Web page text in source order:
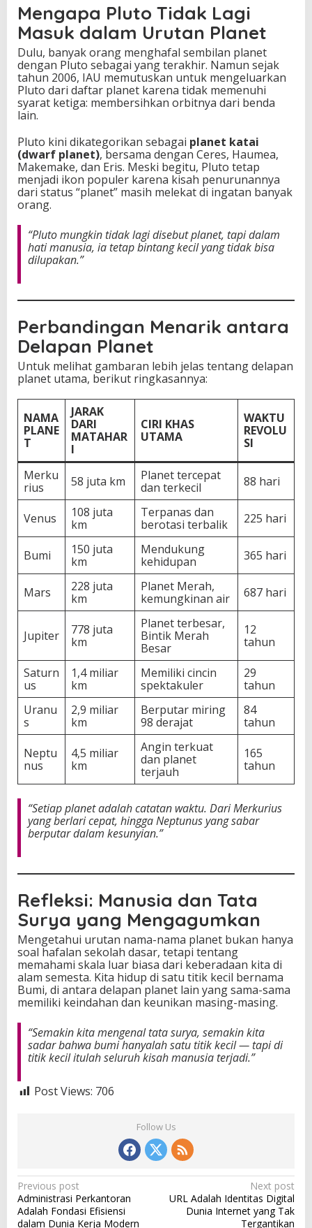
Mengapa Pluto Tidak Lagi
Masuk dalam Urutan Planet
Dulu, banyak orang menghafal sembilan planet
dengan Pluto sebagai yang terakhir. Namun sejak
tahun 2006, IAU memutuskan untuk mengeluarkan
Pluto dari daftar planet karena tidak memenuhi
syarat ketiga: membersihkan orbitnya dari benda
lain.
Pluto kini dikategorikan sebagai planet katai
(dwarf planet), bersama dengan Ceres, Haumea,
Makemake, dan Eris. Meski begitu, Pluto tetap
menjadi ikon populer karena kisah penurunannya
dari status “planet” masih melekat di ingatan banyak
orang.
“Pluto mungkin tidak lagi disebut planet, tapi dalam
hati manusia, ia tetap bintang kecil yang tidak bisa
dilupakan.”
Perbandingan Menarik antara
Delapan Planet
Untuk melihat gambaran lebih jelas tentang delapan
planet utama, berikut ringkasannya:
NAMA
PLANE
T
JARAK
DARI
MATAHAR
I
CIRI KHAS
UTAMA
WAKTU
REVOLU
SI
Merku
rius
58 juta km
Planet tercepat
dan terkecil
88 hari
Venus
108 juta
km
Terpanas dan
berotasi terbalik
225 hari
Bumi
150 juta
km
Mendukung
kehidupan
365 hari
Mars
228 juta
km
Planet Merah,
kemungkinan air
687 hari
Jupiter
778 juta
km
Planet terbesar,
Bintik Merah
Besar
12
tahun
Saturn
us
1,4 miliar
km
Memiliki cincin
spektakuler
29
tahun
Uranu
s
2,9 miliar
km
Berputar miring
98 derajat
84
tahun
Neptu
nus
4,5 miliar
km
Angin terkuat
dan planet
terjauh
165
tahun
“Setiap planet adalah catatan waktu. Dari Merkurius
yang berlari cepat, hingga Neptunus yang sabar
berputar dalam kesunyian.”
Refleksi: Manusia dan Tata
Surya yang Mengagumkan
Mengetahui urutan nama-nama planet bukan hanya
soal hafalan sekolah dasar, tetapi tentang
memahami skala luar biasa dari keberadaan kita di
alam semesta. Kita hidup di satu titik kecil bernama
Bumi, di antara delapan planet lain yang sama-sama
memiliki keindahan dan keunikan masing-masing.
“Semakin kita mengenal tata surya, semakin kita
sadar bahwa bumi hanyalah satu titik kecil — tapi di
titik kecil itulah seluruh kisah manusia terjadi.”
Post Views: 706
Follow Us
P
o
Previous post
Administrasi Perkantoran
Adalah Fondasi Efisiensi
dalam Dunia Kerja Modern
Next post
URL Adalah Identitas Digital
Dunia Internet yang Tak
Tergantikan